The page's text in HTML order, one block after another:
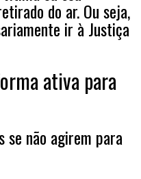
do ar. Ou seja,
ir à Justiça
ativa para
se não agirem para